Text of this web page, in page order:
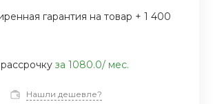
гарантия на товар + 1 400
за 1080.0/ мес.
Нашли дешевле?